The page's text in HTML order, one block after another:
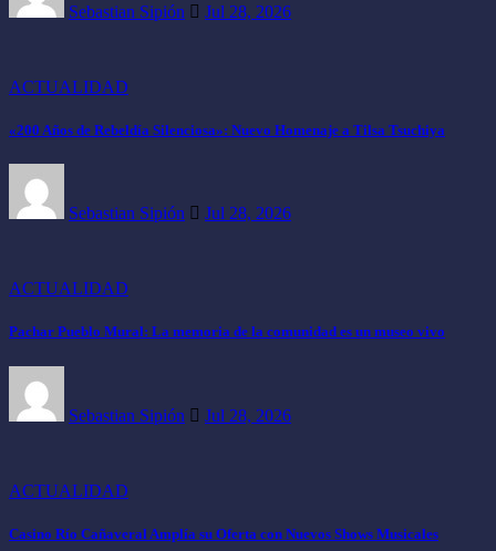
Sebastian Sipión Jul 28, 2026
ACTUALIDAD
«200 Años de Rebeldía Silenciosa»: Nuevo Homenaje a Tilsa Tsuchiya
Sebastian Sipión Jul 28, 2026
ACTUALIDAD
Pachar Pueblo Mural: La memoria de la comunidad es un museo vivo
Sebastian Sipión Jul 28, 2026
ACTUALIDAD
Casino Río Cañaveral Amplía su Oferta con Nuevos Shows Musicales